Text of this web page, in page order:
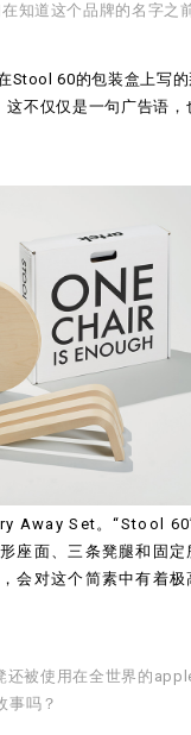
知道这个品牌的名字之
Stool 60的包装盒上写的
这不仅仅是一句广告语
Away Set。“Stool
座面、三条凳腿和固定
会对这个简素中有着极
被使用在全世界的
事吗？